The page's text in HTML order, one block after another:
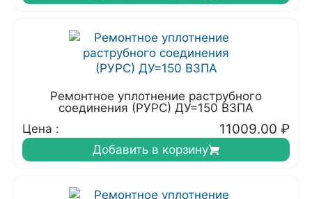
Ремонтное уплотнение раструбного
соединения (РУРС) ДУ=150 ВЗПА
Цена :
11009.00 ₽
Добавить в корзину